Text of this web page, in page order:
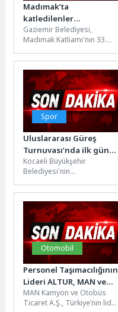
Madımak’ta
katledilenler
Gaziemir’de türkülerle
anıldı
Gaziemir Belediyesi,
Madımak Katliamı'nın 33.
Ozanın Dilinden; Türkülerle
Var Olmak" konseriyle,
katliamda...
Spor
Uluslararası Güreş
Turnuvası’nda ilk gün
tamamlandı
Kocaeli Büyükşehir
Belediyesi'nin
Gemici-Gazanfer Bilge
Uluslararası Serbest ve
Grekoromen Güreş
Turnuvası’nda 24 ülkeden...
Otomobil
Personel Taşımacılığının
Lideri ALTUR, MAN ve
NEOPLAN ile Filosunu
Güçlendirdi
MAN Kamyon ve Otobüs
Ticaret A.Ş., Türkiye’nin lider